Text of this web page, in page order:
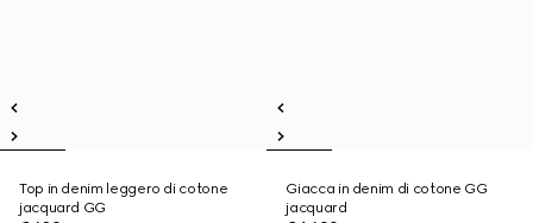
Top in denim leggero di cotone
jacquard GG
Giacca in denim di cotone GG
jacquard